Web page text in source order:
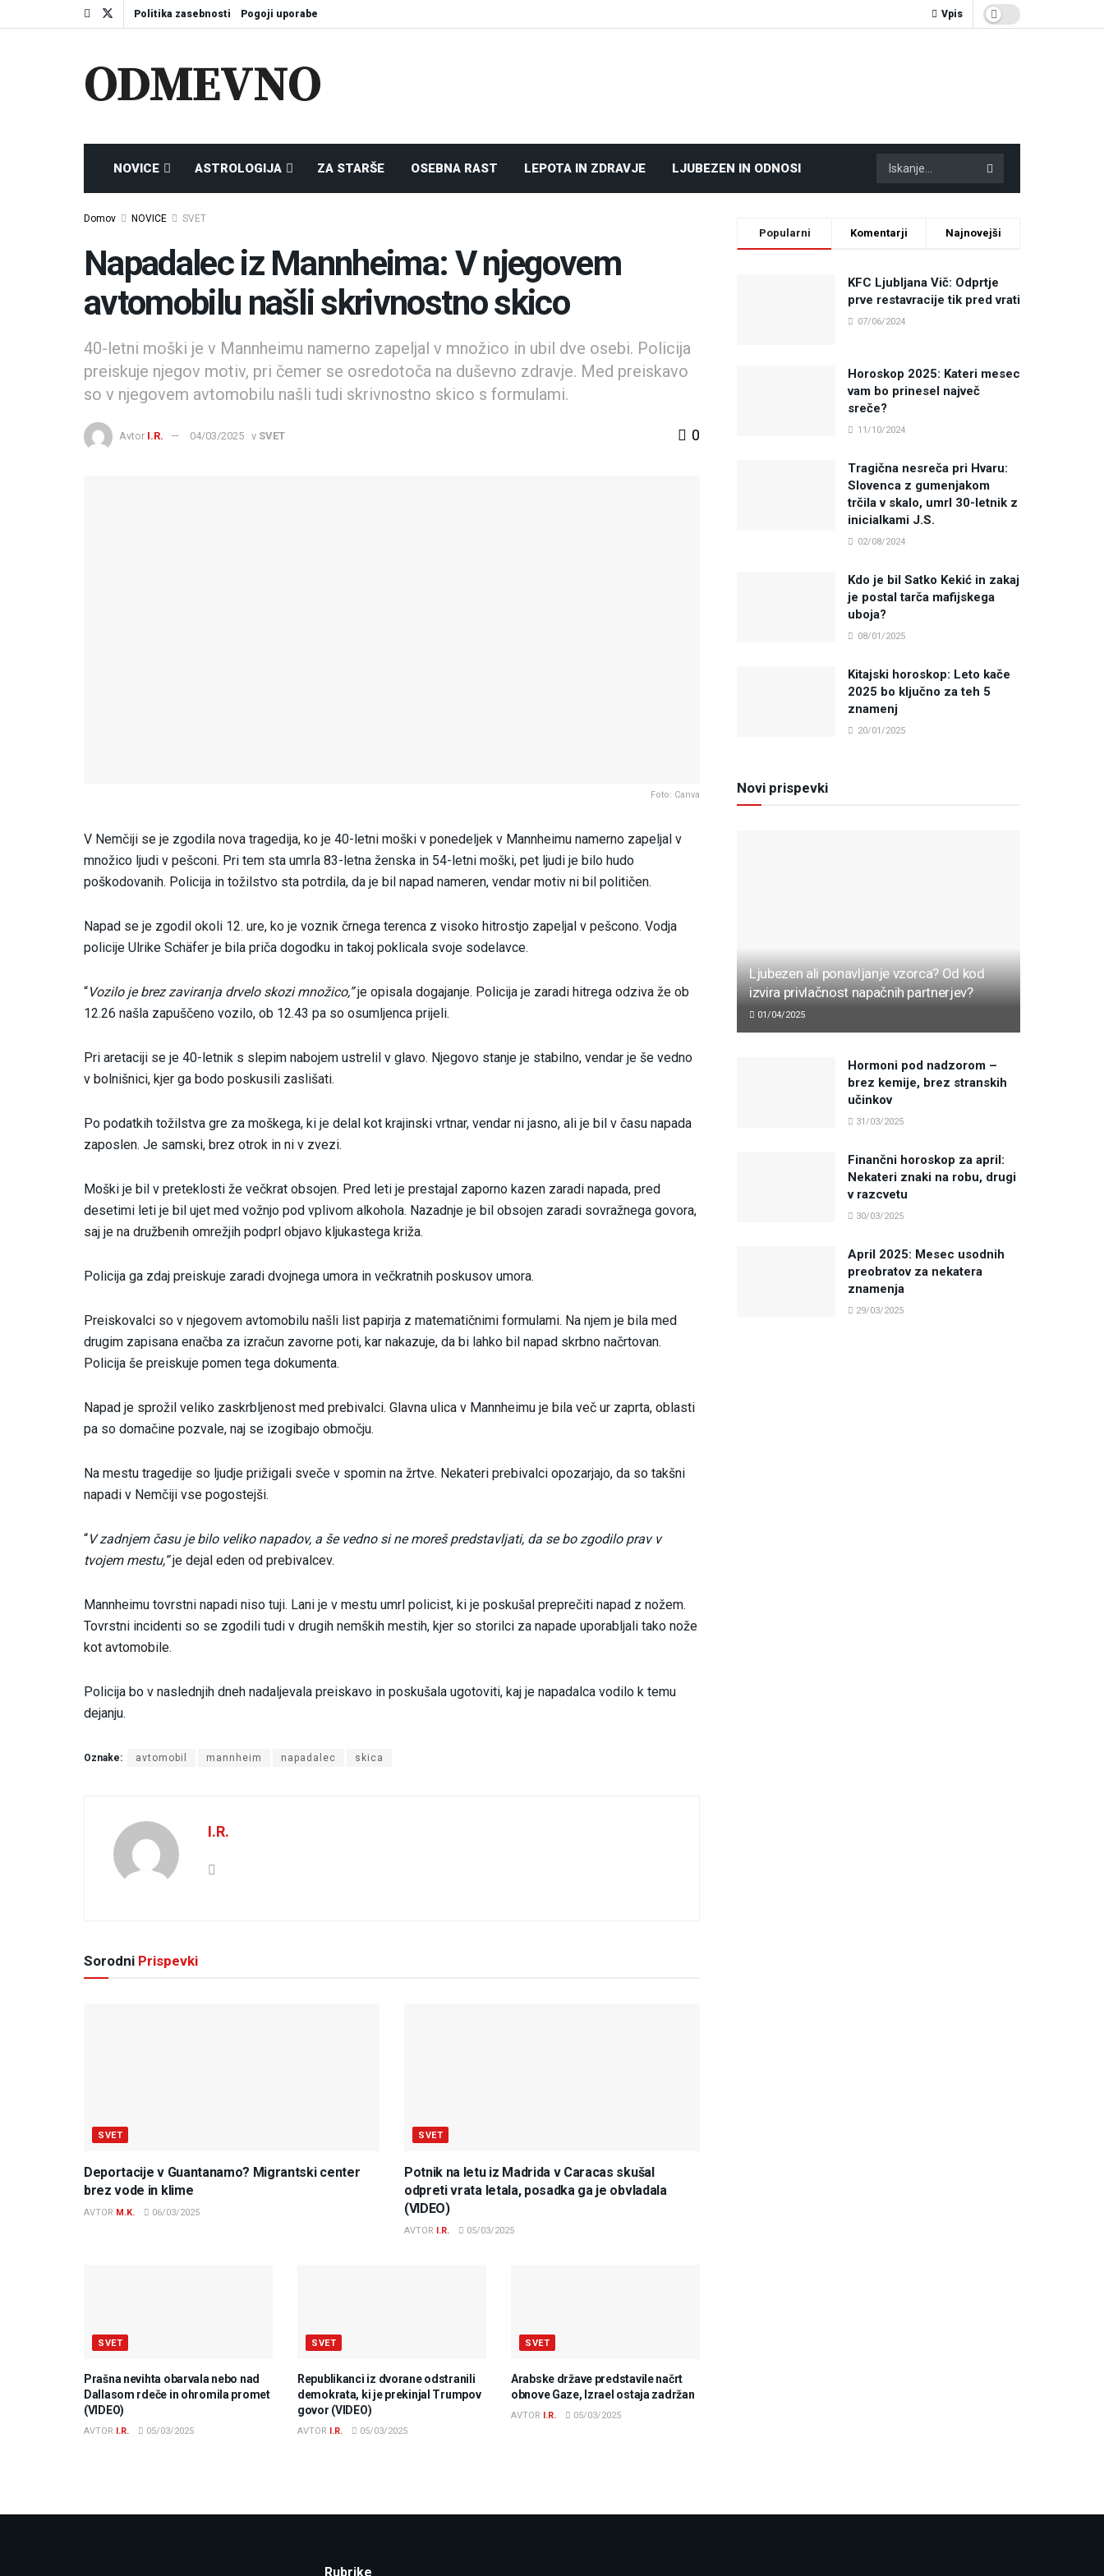
Politika zasebnosti Pogoji uporabe Vpis
ODMEVNO
NOVICE ASTROLOGIJA ZA STARŠE OSEBNA RAST LEPOTA IN ZDRAVJE LJUBEZEN IN ODNOSI
Domov NOVICE SVET
Napadalec iz Mannheima: V njegovem
avtomobilu našli skrivnostno skico
40-letni moški je v Mannheimu namerno zapeljal v množico in ubil dve osebi. Policija
preiskuje njegov motiv, pri čemer se osredotoča na duševno zdravje. Med preiskavo
so v njegovem avtomobilu našli tudi skrivnostno skico s formulami.
Avtor I.R. 04/03/2025 v SVET 0
Foto: Canva
V Nemčiji se je zgodila nova tragedija, ko je 40-letni moški v ponedeljek v Mannheimu namerno zapeljal v
množico ljudi v pešconi. Pri tem sta umrla 83-letna ženska in 54-letni moški, pet ljudi je bilo hudo
poškodovanih. Policija in tožilstvo sta potrdila, da je bil napad nameren, vendar motiv ni bil političen.
Napad se je zgodil okoli 12. ure, ko je voznik črnega terenca z visoko hitrostjo zapeljal v pešcono. Vodja
policije Ulrike Schäfer je bila priča dogodku in takoj poklicala svoje sodelavce.
“Vozilo je brez zaviranja drvelo skozi množico,”je opisala dogajanje. Policija je zaradi hitrega odziva že ob
12.26 našla zapuščeno vozilo, ob 12.43 pa so osumljenca prijeli.
Pri aretaciji se je 40-letnik s slepim nabojem ustrelil v glavo. Njegovo stanje je stabilno, vendar je še vedno
v bolnišnici, kjer ga bodo poskusili zaslišati.
Po podatkih tožilstva gre za moškega, ki je delal kot krajinski vrtnar, vendar ni jasno, ali je bil v času napada
zaposlen. Je samski, brez otrok in ni v zvezi.
Moški je bil v preteklosti že večkrat obsojen. Pred leti je prestajal zaporno kazen zaradi napada, pred
desetimi leti je bil ujet med vožnjo pod vplivom alkohola. Nazadnje je bil obsojen zaradi sovražnega govora,
saj je na družbenih omrežjih podprl objavo kljukastega križa.
Policija ga zdaj preiskuje zaradi dvojnega umora in večkratnih poskusov umora.
Preiskovalci so v njegovem avtomobilu našli list papirja z matematičnimi formulami. Na njem je bila med
drugim zapisana enačba za izračun zavorne poti, kar nakazuje, da bi lahko bil napad skrbno načrtovan.
Policija še preiskuje pomen tega dokumenta.
Napad je sprožil veliko zaskrbljenost med prebivalci. Glavna ulica v Mannheimu je bila več ur zaprta, oblasti
pa so domačine pozvale, naj se izogibajo območju.
Na mestu tragedije so ljudje prižigali sveče v spomin na žrtve. Nekateri prebivalci opozarjajo, da so takšni
napadi v Nemčiji vse pogostejši.
“V zadnjem času je bilo veliko napadov, a še vedno si ne moreš predstavljati, da se bo zgodilo prav v
tvojem mestu,”je dejal eden od prebivalcev.
Mannheimu tovrstni napadi niso tuji. Lani je v mestu umrl policist, ki je poskušal preprečiti napad z nožem.
Tovrstni incidenti so se zgodili tudi v drugih nemških mestih, kjer so storilci za napade uporabljali tako nože
kot avtomobile.
Policija bo v naslednjih dneh nadaljevala preiskavo in poskušala ugotoviti, kaj je napadalca vodilo k temu
dejanju.
Oznake: avtomobil mannheim napadalec skica
I.R.
Sorodni Prispevki
SVET
Deportacije v Guantanamo? Migrantski center
brez vode in klime
AVTOR M.K. 06/03/2025
SVET
Potnik na letu iz Madrida v Caracas skušal
odpreti vrata letala, posadka ga je obvladala
(VIDEO)
AVTOR I.R. 05/03/2025
SVET
Prašna nevihta obarvala nebo nad
Dallasom rdeče in ohromila promet
(VIDEO)
AVTOR I.R. 05/03/2025
SVET
Republikanci iz dvorane odstranili
demokrata, ki je prekinjal Trumpov
govor (VIDEO)
AVTOR I.R. 05/03/2025
SVET
Arabske države predstavile načrt
obnove Gaze, Izrael ostaja zadržan
AVTOR I.R. 05/03/2025
Popularni Komentarji Najnovejši
KFC Ljubljana Vič: Odprtje
prve restavracije tik pred vrati
07/06/2024
Horoskop 2025: Kateri mesec
vam bo prinesel največ
sreče?
11/10/2024
Tragična nesreča pri Hvaru:
Slovenca z gumenjakom
trčila v skalo, umrl 30-letnik z
inicialkami J.S.
02/08/2024
Kdo je bil Satko Kekić in zakaj
je postal tarča mafijskega
uboja?
08/01/2025
Kitajski horoskop: Leto kače
2025 bo ključno za teh 5
znamenj
20/01/2025
Novi prispevki
Ljubezen ali ponavljanje vzorca? Od kod
izvira privlačnost napačnih partnerjev?
01/04/2025
Hormoni pod nadzorom –
brez kemije, brez stranskih
učinkov
31/03/2025
Finančni horoskop za april:
Nekateri znaki na robu, drugi
v razcvetu
30/03/2025
April 2025: Mesec usodnih
preobratov za nekatera
znamenja
29/03/2025
Rubrike